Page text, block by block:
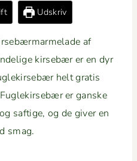
Udskriv
af
kirse­bær er en dyr
helt gratis
er ganske
saftige, og de giv­er en
smag.